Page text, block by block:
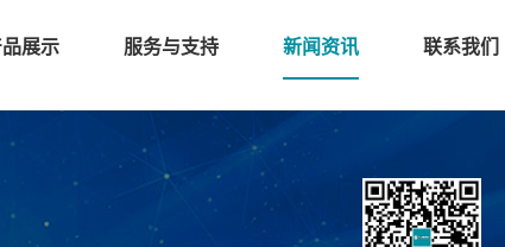
展示 服务与支持 新闻资讯 联系我们